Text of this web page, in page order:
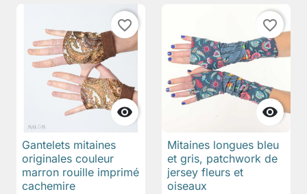

favorite_border
Gantelets mitaines
originales couleur
marron rouille imprimé
cachemire

favorite_border
Mitaines longues bleu
et gris, patchwork de
jersey fleurs et
oiseaux